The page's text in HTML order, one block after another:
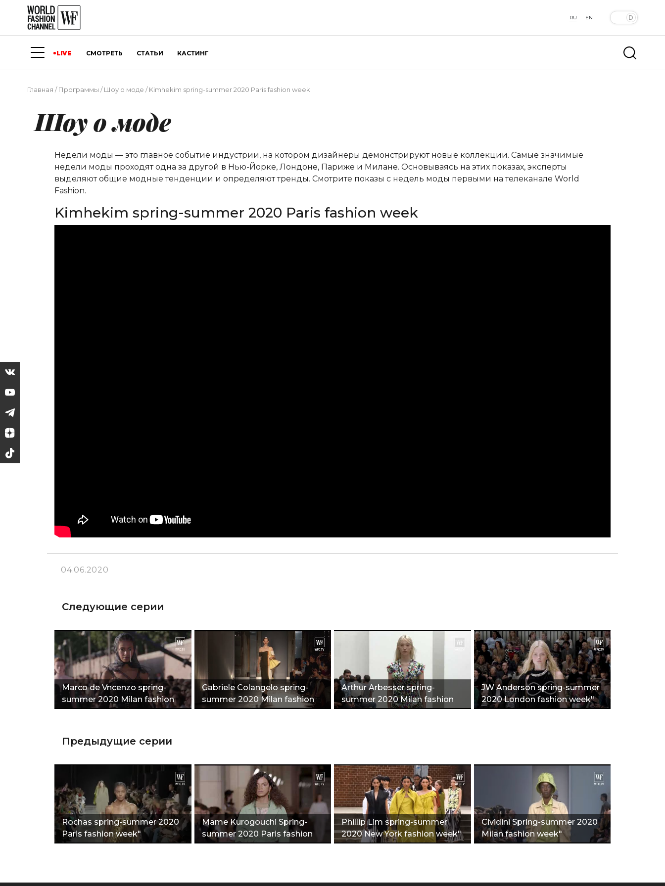
RU EN
LIVE СМОТРЕТЬ СТАТЬИ КАСТИНГ
Главная /Программы /Шоу о моде /Kimhekim spring-summer 2020 Paris fashion week
Шоу о моде
Недели моды — это главное событие индустрии, на котором дизайнеры демонстрируют новые коллекции. Самые значимые
недели моды проходят одна за другой в Нью-Йорке, Лондоне, Париже и Милане. Основываясь на этих показах, эксперты
выделяют общие модные тенденции и определяют тренды. Смотрите показы с недель моды первыми на телеканале World
Fashion.
Kimhekim spring-summer 2020 Paris fashion week
04.06.2020
Следующие серии
Marco de Vncenzo spring-
summer 2020 Milan fashion
week"
Gabriele Colangelo spring-
summer 2020 Milan fashion
week"
Arthur Arbesser spring-
summer 2020 Milan fashion
week"
JW Anderson spring-summer
2020 London fashion week"
Предыдущие серии
Rochas spring-summer 2020
Paris fashion week"
Mame Kurogouchi Spring-
summer 2020 Paris fashion
week"
Phillip Lim spring-summer
2020 New York fashion week"
Cividini Spring-summer 2020
Milan fashion week"